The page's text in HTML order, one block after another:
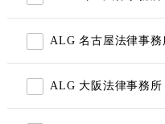
ALG 名古屋法律事務
ALG 大阪法律事務所